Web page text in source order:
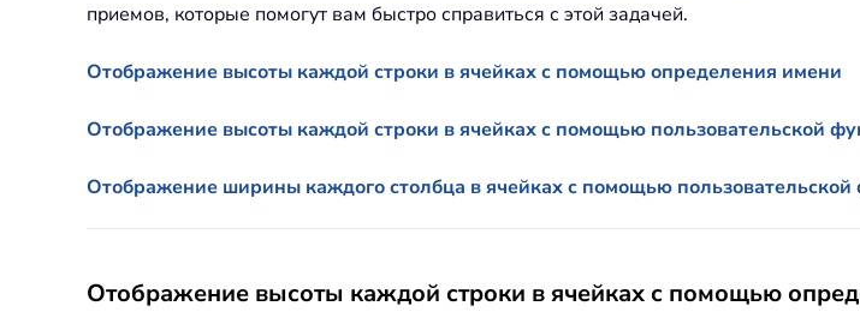
приемов, которые помогут вам быстро справиться с этой задачей.
Отображение высоты каждой строки в ячейках с помощью определения имени
Отображение высоты каждой строки в ячейках с помощью пользовательской
Отображение ширины каждого столбца в ячейках с помощью
Отображение высоты каждой строки в ячейках с помощью